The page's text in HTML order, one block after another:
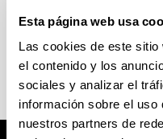
Esta página web usa
Las cookies de este
el contenido y los
sociales y analizar el
información sobre el uso
nuestros partners de
No ha sido posible
con el CAU (Tlf:
Web: https://